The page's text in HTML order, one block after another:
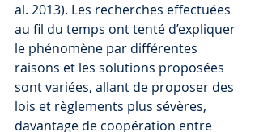
al. 2013). Les recherches effectuées
au fil du temps ont tenté d’expliquer
le phénomène par différentes
raisons et les solutions proposées
sont variées, allant de proposer des
lois et règlements plus sévères,
davantage de coopération entre